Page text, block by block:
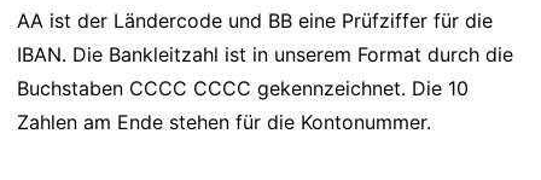
AA ist der Ländercode und BB eine Prüfziffer für die
IBAN. Die Bankleitzahl ist in unserem Format durch die
Buchstaben CCCC CCCC gekennzeichnet. Die 10
Zahlen am Ende stehen für die Kontonummer.